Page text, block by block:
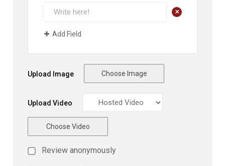
+
Add Field
Upload Image Choose Image
Upload Video
Choose Video
Review anonymously